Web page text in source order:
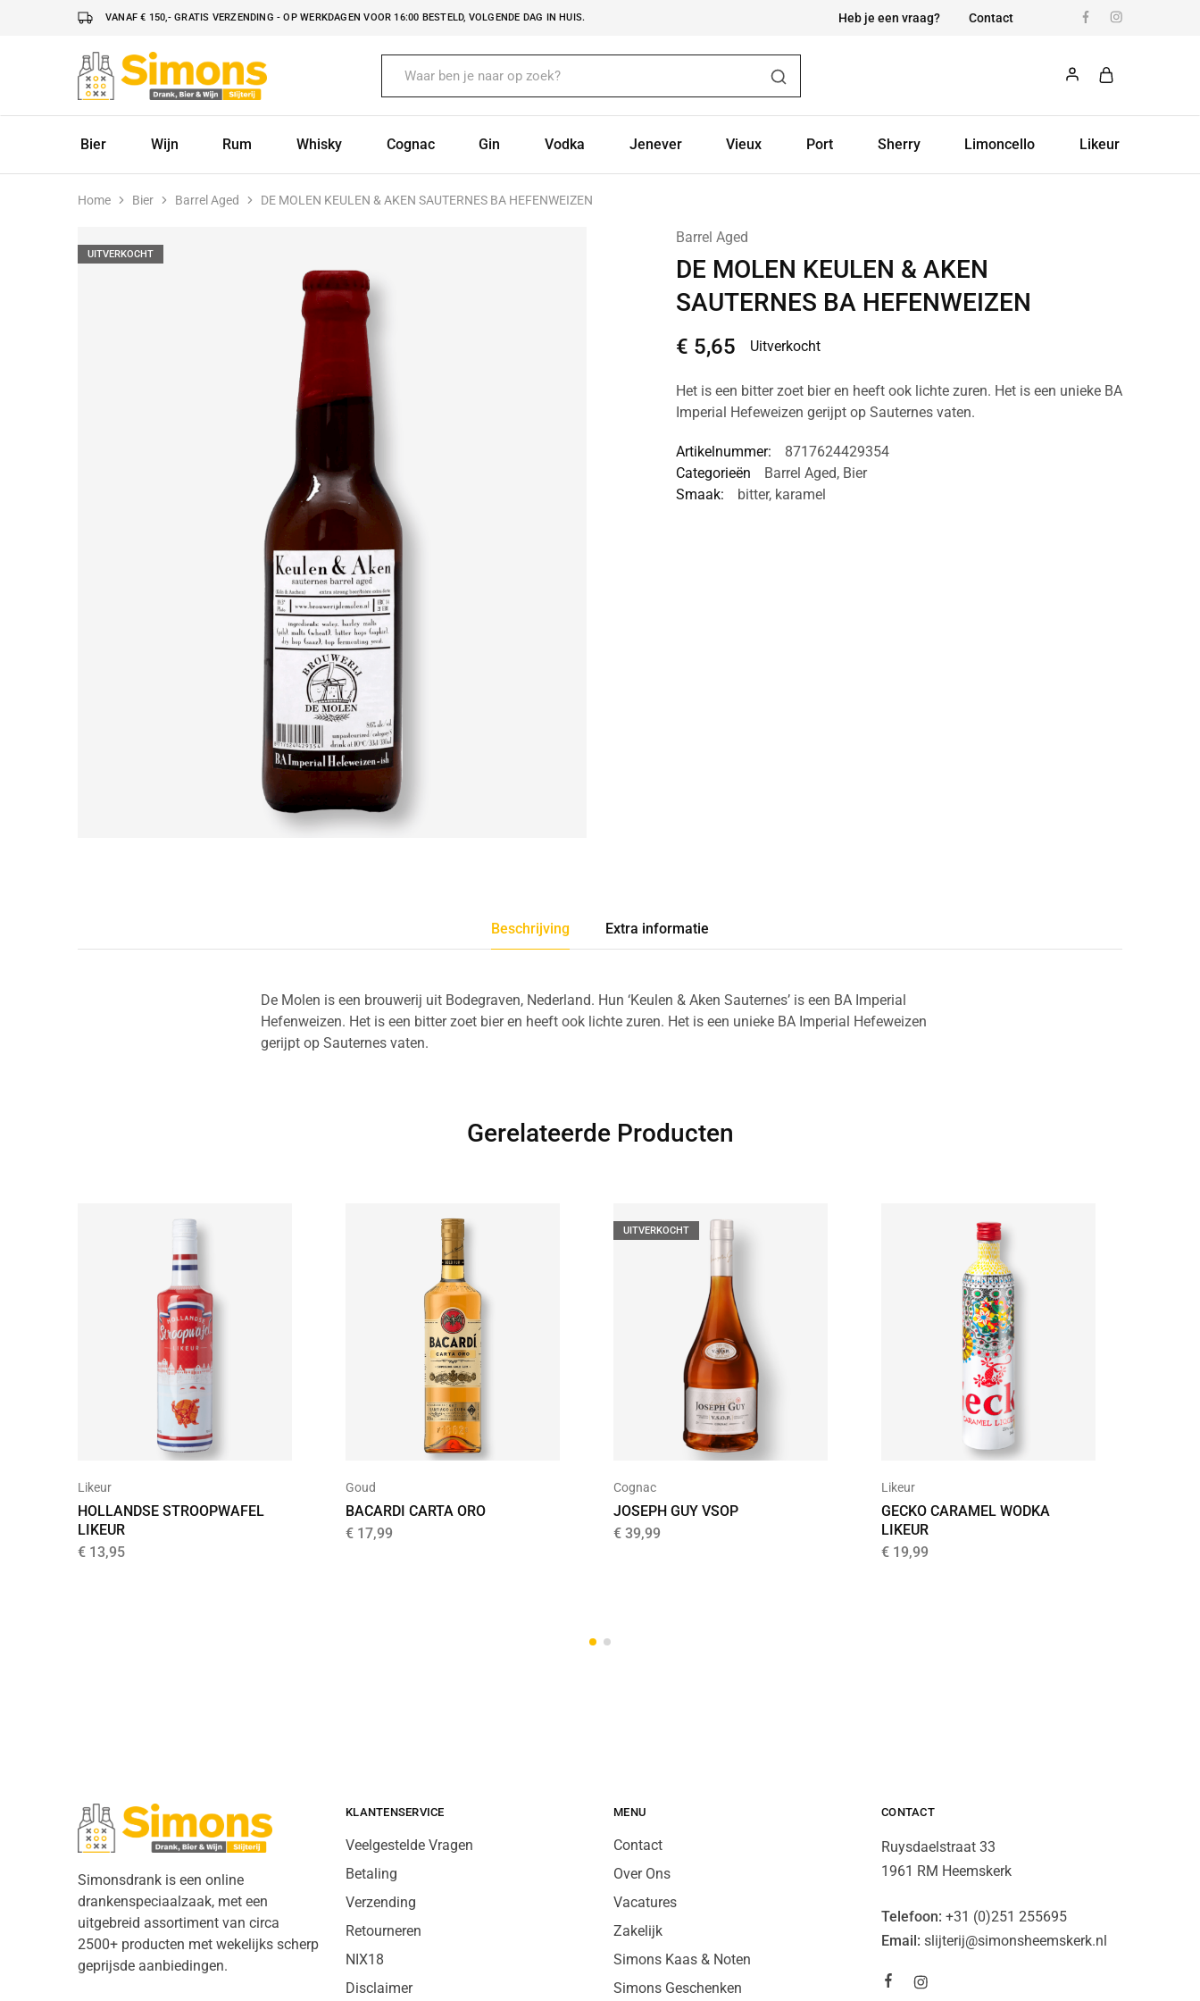
VANAF € 150,- GRATIS VERZENDING - OP WERKDAGEN VOOR 16:00 BESTELD, VOLGENDE DAG IN HUIS. Heb je een vraag? Contact
Simonsdrank.nl
Drank,
Bier
Bier
Wijn Rum Whisky Cognac Gin Vodka Jenever Vieux Port Sherry Limoncello Likeur
Home Bier Barrel Aged DE MOLEN KEULEN & AKEN SAUTERNES BA HEFENWEIZEN
UITVERKOCHT
Barrel Aged
DE MOLEN KEULEN & AKEN
SAUTERNES BA HEFENWEIZEN
€ 5,65 Uitverkocht
Het is een bitter zoet bier en heeft ook lichte zuren. Het is een unieke BA
Imperial Hefeweizen gerijpt op Sauternes vaten.
Artikelnummer:
8717624429354
Categorieën
Barrel Aged, Bier
Smaak:
bitter, karamel
Beschrijving Extra informatie
De Molen is een brouwerij uit Bodegraven, Nederland. Hun ‘Keulen & Aken Sauternes’ is een BA Imperial
Hefenweizen. Het is een bitter zoet bier en heeft ook lichte zuren. Het is een unieke BA Imperial Hefeweizen
gerijpt op Sauternes vaten.
Gerelateerde Producten
Likeur
HOLLANDSE STROOPWAFEL
LIKEUR
€ 13,95
Goud
BACARDI CARTA ORO
€ 17,99
UITVERKOCHT
Cognac
JOSEPH GUY VSOP
€ 39,99
Likeur
GECKO CARAMEL WODKA
LIKEUR
€ 19,99
Simonsdrank is een online
drankenspeciaalzaak, met een
uitgebreid assortiment van circa
2500+ producten met wekelijks scherp
geprijsde aanbiedingen.
KLANTENSERVICE
Veelgestelde Vragen
Betaling
Verzending
Retourneren
NIX18
Disclaimer
MENU
Contact
Over Ons
Vacatures
Zakelijk
Simons Kaas & Noten
Simons Geschenken
CONTACT
Ruysdaelstraat 33
1961 RM Heemskerk
Telefoon: +31 (0)251 255695
Email: slijterij@simonsheemskerk.nl